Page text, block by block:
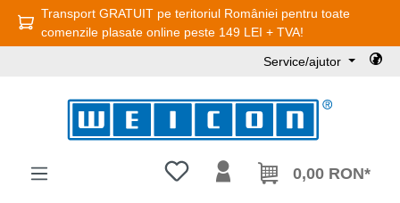
Sari la conținutul principal
Transport GRATUIT pe teritoriul României pentru toate
comenzile plasate online peste 149 LEI + TVA!
Service/ajutor
Aveți 0 articole din lista de dorințe
0,00 RON*